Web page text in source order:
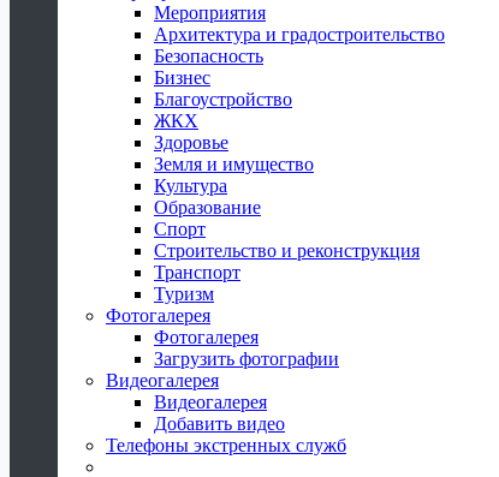
Мероприятия
Архитектура и градостроительство
Безопасность
Бизнес
Благоустройство
ЖКХ
Здоровье
Земля и имущество
Культура
Образование
Спорт
Строительство и реконструкция
Транспорт
Туризм
Фотогалерея
Фотогалерея
Загрузить фотографии
Видеогалерея
Видеогалерея
Добавить видео
Телефоны экстренных служб